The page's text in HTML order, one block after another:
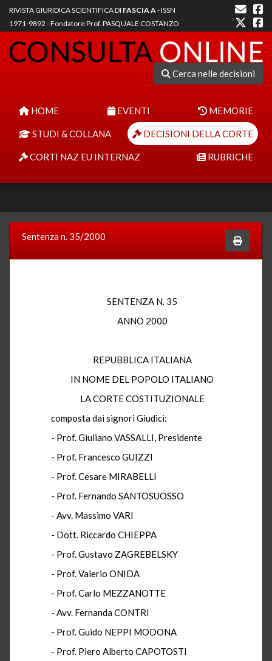
RIVISTA GIURIDICA SCIENTIFICA DI FASCIA A- ISSN
1971-9892 - Fondatore Prof. PASQUALE COSTANZO
Cerca nelle decisioni
HOME EVENTI MEMORIE
STUDI & COLLANA DECISIONI DELLA CORTE
CORTI NAZ EU INTERNAZ RUBRICHE
Sentenza n. 35/2000
SENTENZA N. 35
ANNO 2000
REPUBBLICA ITALIANA
IN NOME DEL POPOLO ITALIANO
LA CORTE COSTITUZIONALE
composta dai signori Giudici:
- Prof. Giuliano VASSALLI, Presidente
- Prof. Francesco GUIZZI
- Prof. Cesare MIRABELLI
- Prof. Fernando SANTOSUOSSO
- Avv. Massimo VARI
- Dott. Riccardo CHIEPPA
- Prof. Gustavo ZAGREBELSKY
- Prof. Valerio ONIDA
- Prof. Carlo MEZZANOTTE
- Avv. Fernanda CONTRI
- Prof. Guido NEPPI MODONA
- Prof. Piero Alberto CAPOTOSTI